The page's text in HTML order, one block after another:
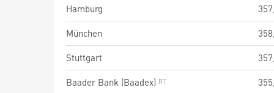
Hamburg
München
Stuttgart
Baader Bank (Baadex)